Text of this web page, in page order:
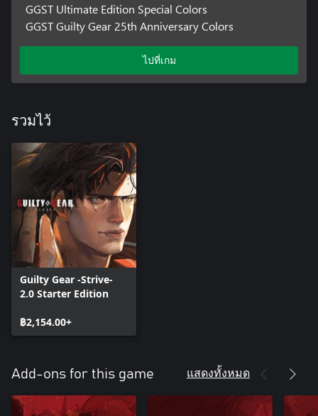
GGST Ultimate Edition Special Colors
GGST Guilty Gear 25th Anniversary Colors
ไปที่เกม
รวมไว้
Guilty Gear -Strive-
2.0 Starter Edition
฿2,154.00+
Add-ons for this game แสดงทั้งหมด